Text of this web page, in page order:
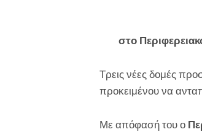
στο
Τρεις νέες δομές
προκειμένου να
Με απόφασή του ο